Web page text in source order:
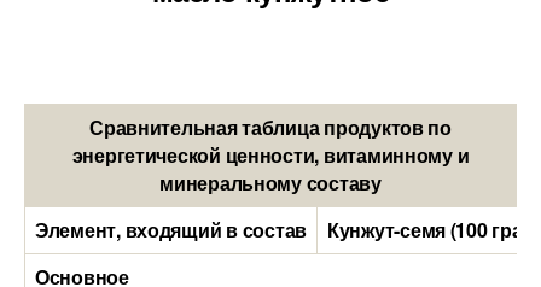
Сравнительная таблица продуктов по
энергетической ценности, витаминному и
минеральному составу
Элемент, входящий в состав
Кунжут-семя (100
Основное